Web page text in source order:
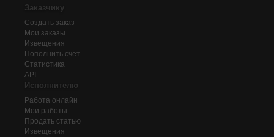
Заказчику
Создать заказ
Мои заказы
Извещения
Пополнить счёт
Статистика
API
Исполнителю
Работа онлайн
Мои работы
Продать статью
Извещения